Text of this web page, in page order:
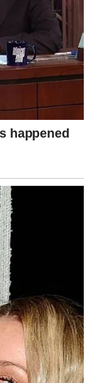
edukacijom
da
.